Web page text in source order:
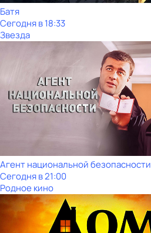
Батя
Сегодня в 18:33
Звезда
Агент национальной безопасности
Сегодня в 21:00
Родное кино